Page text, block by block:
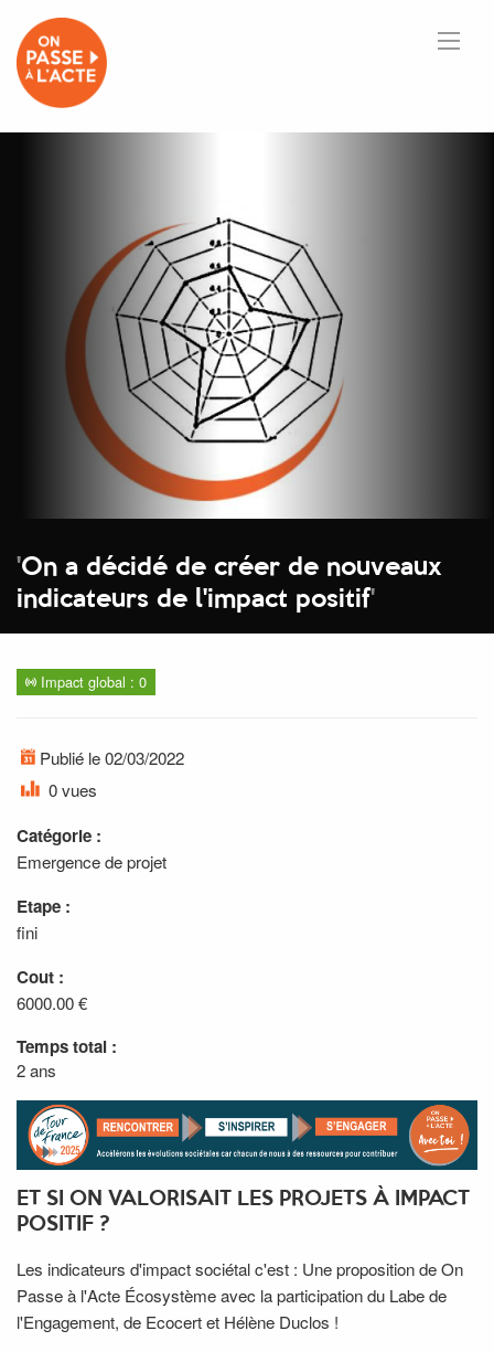
'On a décidé de créer de nouveaux
indicateurs de l'impact positif'
Impact global : 0
Publié le 02/03/2022
0 vues
Catégorie :
Emergence de projet
Etape :
fini
Cout :
6000.00 €
Temps total :
2 ans
ET SI ON VALORISAIT LES PROJETS À IMPACT
POSITIF ?
Les indicateurs d'impact sociétal c'est : Une proposition de On
Passe à l'Acte Écosystème avec la participation du Labe de
l'Engagement, de Ecocert et Hélène Duclos !